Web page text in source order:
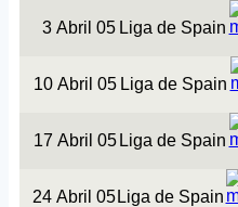
3 Abril 05 Liga de Spain
10 Abril 05 Liga de Spain
17 Abril 05 Liga de Spain
24 Abril 05 Liga de Spain